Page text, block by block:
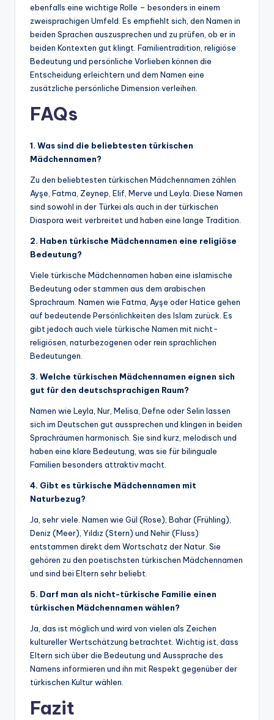
ebenfalls eine wichtige Rolle – besonders in einem
zweisprachigen Umfeld. Es empfiehlt sich, den Namen in
beiden Sprachen auszusprechen und zu prüfen, ob er in
beiden Kontexten gut klingt. Familientradition, religiöse
Bedeutung und persönliche Vorlieben können die
Entscheidung erleichtern und dem Namen eine
zusätzliche persönliche Dimension verleihen.
FAQs
1. Was sind die beliebtesten türkischen
Mädchennamen?
Zu den beliebtesten türkischen Mädchennamen zählen
Ayşe, Fatma, Zeynep, Elif, Merve und Leyla. Diese Namen
sind sowohl in der Türkei als auch in der türkischen
Diaspora weit verbreitet und haben eine lange Tradition.
2. Haben türkische Mädchennamen eine religiöse
Bedeutung?
Viele türkische Mädchennamen haben eine islamische
Bedeutung oder stammen aus dem arabischen
Sprachraum. Namen wie Fatma, Ayşe oder Hatice gehen
auf bedeutende Persönlichkeiten des Islam zurück. Es
gibt jedoch auch viele türkische Namen mit nicht-
religiösen, naturbezogenen oder rein sprachlichen
Bedeutungen.
3. Welche türkischen Mädchennamen eignen sich
gut für den deutschsprachigen Raum?
Namen wie Leyla, Nur, Melisa, Defne oder Selin lassen
sich im Deutschen gut aussprechen und klingen in beiden
Sprachräumen harmonisch. Sie sind kurz, melodisch und
haben eine klare Bedeutung, was sie für bilinguale
Familien besonders attraktiv macht.
4. Gibt es türkische Mädchennamen mit
Naturbezug?
Ja, sehr viele. Namen wie Gül (Rose), Bahar (Frühling),
Deniz (Meer), Yıldız (Stern) und Nehir (Fluss)
entstammen direkt dem Wortschatz der Natur. Sie
gehören zu den poetischsten türkischen Mädchennamen
und sind bei Eltern sehr beliebt.
5. Darf man als nicht-türkische Familie einen
türkischen Mädchennamen wählen?
Ja, das ist möglich und wird von vielen als Zeichen
kultureller Wertschätzung betrachtet. Wichtig ist, dass
Eltern sich über die Bedeutung und Aussprache des
Namens informieren und ihn mit Respekt gegenüber der
türkischen Kultur wählen.
Fazit